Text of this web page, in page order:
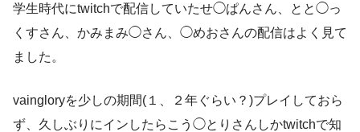
学生時代にtwitchで配信していたせ◯ぱんさん、とと◯っ
くすさん、かみまみ◯さん、◯めおさんの配信はよく見て
ました。
vaingloryを少しの期間(１、２年ぐらい？)プレイしておら
ず、久しぶりにインしたらこう◯とりさんしかtwitchで知